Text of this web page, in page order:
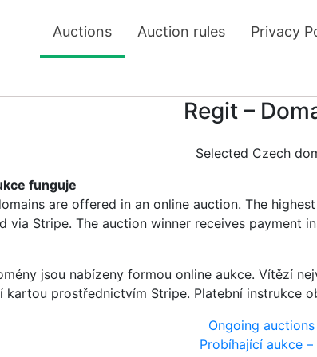
Auctions Auction rules Privacy
Regit –
Selected Czech
funguje
are offered in an online auction. The
via Stripe. The auction winner receives payment
jsou nabízeny formou online aukce. Vítězí
kartou prostřednictvím Stripe. Platební instrukce
Ongoing
Probíhající aukce